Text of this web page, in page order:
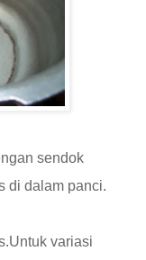
sendok
di dalam panci.
variasi